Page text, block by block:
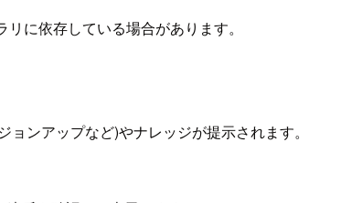
に依存している場合があります。
ンアップなど)やナレッジが提示されます。